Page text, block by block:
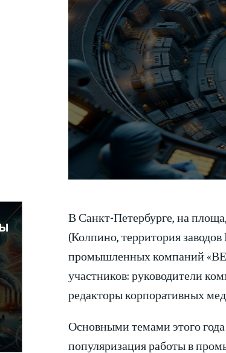
В Санкт-Петербурге, на
(Колпино, территория
промышленных компаний
участников: руководители
редакторы корпоративных
Основными темами этого
популяризация работы в